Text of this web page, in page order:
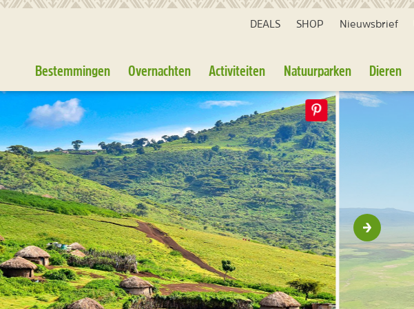
DEALS SHOP Nieuwsbrief
Bestemmingen Overnachten Activiteiten Natuurparken Dieren
Volgende